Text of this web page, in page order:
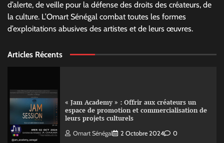
d’alerte, de veille pour la défense des droits des créateurs, de
la culture. L’Omart Sénégal combat toutes les formes
d’exploitations abusives des artistes et de leurs œuvres.
Articles Récents
« Jam Academy » : Offrir aux créateurs un
espace de promotion et commercialisation de
leurs projets culturels
Omart Sénégal 2 Octobre 2024 0